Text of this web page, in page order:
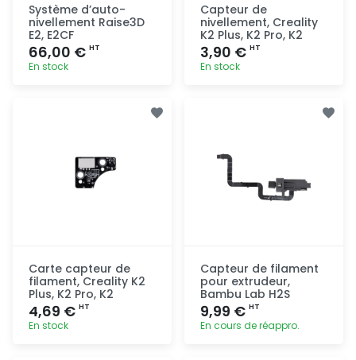
Système d’auto-
nivellement Raise3D
E2, E2CF
66,00 € HT
En stock
Capteur de
nivellement, Creality
K2 Plus, K2 Pro, K2
3,90 € HT
En stock
Carte capteur de
filament, Creality K2
Plus, K2 Pro, K2
4,69 € HT
En stock
Capteur de filament
pour extrudeur,
Bambu Lab H2S
9,99 € HT
En cours de réappro.